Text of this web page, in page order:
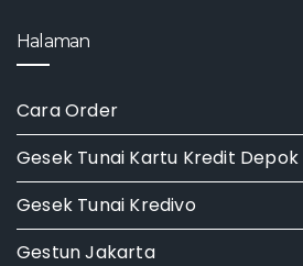
Halaman
Cara Order
Gesek Tunai Kartu Kredit Depok
Gesek Tunai Kredivo
Gestun Jakarta